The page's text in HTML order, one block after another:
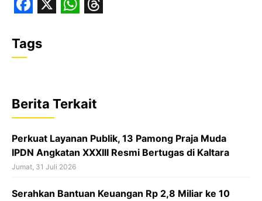
a
c
b
o
o
k
s
A
p
p
a
d
s
Tags
Berita Terkait
Perkuat Layanan Publik, 13 Pamong Praja Muda
IPDN Angkatan XXXIII Resmi Bertugas di Kaltara
Jumat, 31 Juli 2026
Serahkan Bantuan Keuangan Rp 2,8 Miliar ke 10